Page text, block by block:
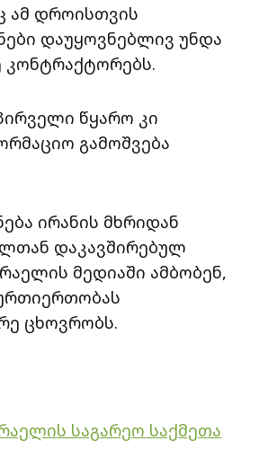
ამ დროისთვის
დაუყოვნებლივ უნდა
კონტრაქტორებს.
წყარო კი
გამოშვება
ირანის მხრიდან
დაკავშირებულ
მედიაში ამბობენ,
ცხოვრობს.
საგარეო საქმეთა